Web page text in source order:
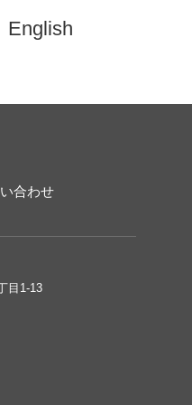
English
合わせ
目1-13